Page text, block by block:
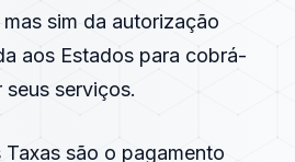
sim da autorização
aos Estados para cobrá-
serviços.
são o pagamento